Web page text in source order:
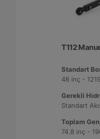
T112
Standart
48 inç -
Gerekli
Standart
Toplam
74.8 inç -